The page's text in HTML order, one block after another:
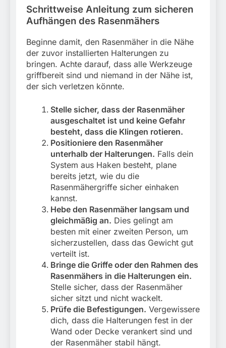
Schrittweise Anleitung zum sicheren
Aufhängen des Rasenmähers
Beginne damit, den Rasenmäher in die Nähe
der zuvor installierten Halterungen zu
bringen. Achte darauf, dass alle Werkzeuge
griffbereit sind und niemand in der Nähe ist,
der sich verletzen könnte.
Stelle sicher, dass der Rasenmäher
ausgeschaltet ist und keine Gefahr
besteht, dass die Klingen rotieren.
Positioniere den Rasenmäher
unterhalb der Halterungen. Falls dein
System aus Haken besteht, plane
bereits jetzt, wie du die
Rasenmähergriffe sicher einhaken
kannst.
Hebe den Rasenmäher langsam und
gleichmäßig an. Dies gelingt am
besten mit einer zweiten Person, um
sicherzustellen, dass das Gewicht gut
verteilt ist.
Bringe die Griffe oder den Rahmen des
Rasenmähers in die Halterungen ein.
Stelle sicher, dass der Rasenmäher
sicher sitzt und nicht wackelt.
Prüfe die Befestigungen. Vergewissere
dich, dass die Halterungen fest in der
Wand oder Decke verankert sind und
der Rasenmäher stabil hängt.